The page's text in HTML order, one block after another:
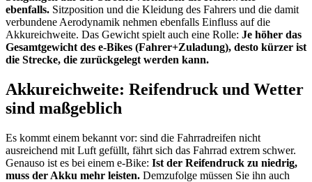
ebenfalls. Sitzposition und die Kleidung des Fahrers und die damit
verbundene Aerodynamik nehmen ebenfalls Einfluss auf die
Akkureichweite. Das Gewicht spielt auch eine Rolle: Je höher das
Gesamtgewicht des e-Bikes (Fahrer+Zuladung), desto kürzer ist
die Strecke, die zurückgelegt werden kann.
Akkureichweite: Reifendruck und Wetter
sind maßgeblich
Es kommt einem bekannt vor: sind die Fahrradreifen nicht
ausreichend mit Luft gefüllt, fährt sich das Fahrrad extrem schwer.
Genauso ist es bei einem e-Bike: Ist der Reifendruck zu niedrig,
muss der Akku mehr leisten. Demzufolge müssen Sie ihn auch